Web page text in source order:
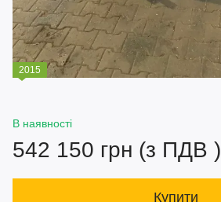
2015
В наявності
542 150 грн (з ПДВ )
Купити